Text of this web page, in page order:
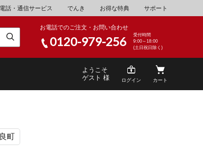
電話・通信サービス でんき お得な特典 サポート
お電話でのご注文・お問い合わせ
0120-979-256
受付時間
9:00～18:00
(土日祝日除く)
ようこそ
ゲスト 様
ログイン カート
町